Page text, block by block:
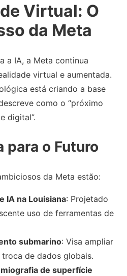
Virtual: O
da Meta
a IA, a Meta continua
virtual e aumentada.
está criando a base
como o “próximo
digital”.
o Futuro
da Meta estão:
IA na Louisiana: Projetado
uso de ferramentas de
submarino: Visa ampliar
de dados globais.
de superfície